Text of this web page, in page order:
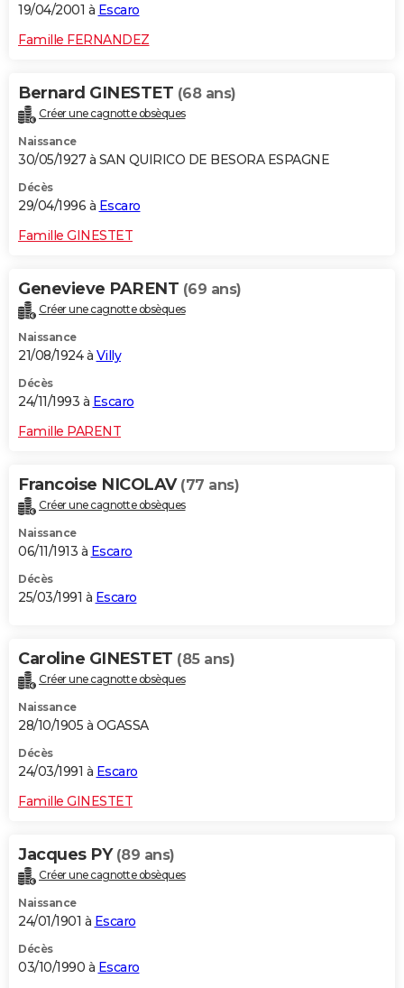
19/04/2001 à Escaro
Famille FERNANDEZ
Bernard GINESTET (68 ans)
Créer une cagnotte obsèques
Naissance
30/05/1927 à SAN QUIRICO DE BESORA ESPAGNE
Décès
29/04/1996 à Escaro
Famille GINESTET
Genevieve PARENT (69 ans)
Créer une cagnotte obsèques
Naissance
21/08/1924 à Villy
Décès
24/11/1993 à Escaro
Famille PARENT
Francoise NICOLAV (77 ans)
Créer une cagnotte obsèques
Naissance
06/11/1913 à Escaro
Décès
25/03/1991 à Escaro
Caroline GINESTET (85 ans)
Créer une cagnotte obsèques
Naissance
28/10/1905 à OGASSA
Décès
24/03/1991 à Escaro
Famille GINESTET
Jacques PY (89 ans)
Créer une cagnotte obsèques
Naissance
24/01/1901 à Escaro
Décès
03/10/1990 à Escaro